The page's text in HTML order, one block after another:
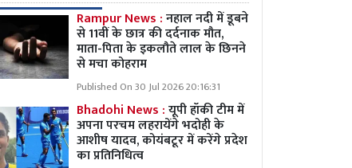
Rampur News :नहाल नदी में डूबने
से 11वीं के छात्र की दर्दनाक मौत,
माता-पिता के इकलौते लाल के छिनने
से मचा कोहराम
Published On 30 Jul 2026 20:16:31
Bhadohi News :यूपी हॉकी टीम में
अपना परचम लहरायेंगे भदोही के
आशीष यादव, कोयंबटूर में करेंगे प्रदेश
का प्रतिनिधित्व